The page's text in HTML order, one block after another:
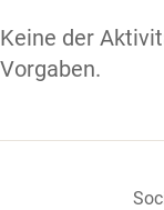
Keine der
Vorgaben.